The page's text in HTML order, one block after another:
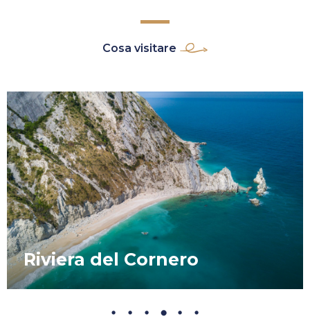
Cosa visitare
Riviera del Cornero